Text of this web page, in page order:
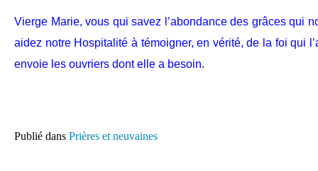
Vierge Marie, vous qui savez l’abondance des grâces qui
aidez notre Hospitalité à témoigner, en vérité, de la foi qui
envoie les ouvriers dont elle a besoin.
Publié dans Prières et neuvaines